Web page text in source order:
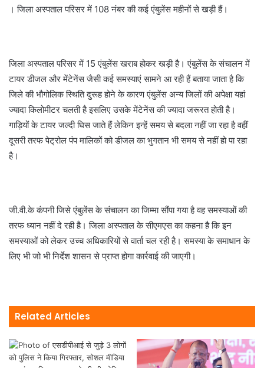
। जिला अस्पताल परिसर में 108 नंबर की कई एंबुलेंस महीनों से खड़ी हैं।
जिला अस्पताल परिसर में 15 एंबुलेंस खराब होकर खड़ी है। एंबुलेंस के संचालन में
टायर डीजल और मेंटेनेंस जैसी कई समस्याएं सामने आ रही हैं बताया जाता है कि
जिले की भौगोलिक स्थिति दुरूह होने के कारण एंबुलेंस अन्य जिलों की अपेक्षा यहां
ज्यादा किलोमीटर चलती है इसलिए उसके मेंटेनेंस की ज्यादा जरूरत होती है।
गाड़ियों के टायर जल्दी घिस जाते हैं लेकिन इन्हें समय से बदला नहीं जा रहा है वहीं
दूसरी तरफ पेट्रोल पंप मालिकों को डीजल का भुगतान भी समय से नहीं हो पा रहा
है।
जी.वी.के कंपनी जिसे एंबुलेंस के संचालन का जिम्मा सौंपा गया है वह समस्याओं की
तरफ ध्यान नहीं दे रही है। जिला अस्पताल के सीएमएस का कहना है कि इन
समस्याओं को लेकर उच्च अधिकारियों से वार्ता चल रही है। समस्या के समाधान के
लिए भी जो भी निर्देश शासन से प्राप्त होगा कार्रवाई की जाएगी।
Related Articles